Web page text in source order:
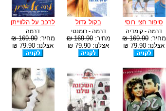
סיפור חצי רוסי
דרמה - קומדיה
מחיר:169.90 ₪
אצלנו: 79.90 ₪
בקול גדול
דרמה - רומנטי
מחיר:169.90 ₪
אצלנו: 79.90 ₪
לרכב על הלווייתן
דרמה
מחיר:169.90 ₪
אצלנו: 79.90 ₪